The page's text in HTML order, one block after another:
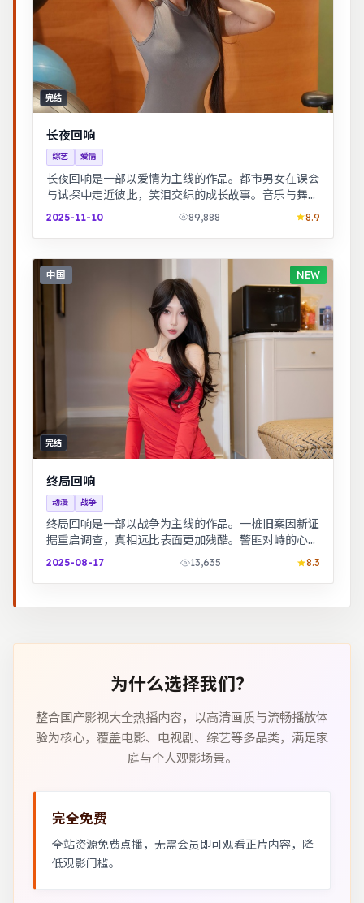
完结
长夜回响
综艺 爱情
长夜回响是一部以爱情为主线的作品。都市男女在误会
与试探中走近彼此，笑泪交织的成长故事。音乐与舞蹈
推动剧情，舞台感强，视听体验突出。
2025-11-10 89,888 8.9
中国 NEW
完结
终局回响
动漫 战争
终局回响是一部以战争为主线的作品。一桩旧案因新证
据重启调查，真相远比表面更加残酷。警匪对峙的心理
战戏份突出，节奏紧凑，场面调度成熟。
2025-08-17 13,635 8.3
为什么选择我们？
整合国产影视大全热播内容，以高清画质与流畅播放体
验为核心，覆盖电影、电视剧、综艺等多品类，满足家
庭与个人观影场景。
完全免费
全站资源免费点播，无需会员即可观看正片内容，降
低观影门槛。